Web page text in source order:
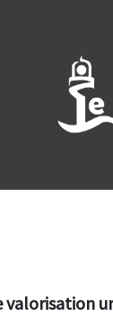
valorisation